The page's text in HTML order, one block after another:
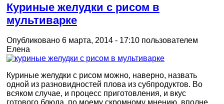
Куриные желудки с рисом в
мультиварке
Опубликовано 6 марта, 2014 - 17:10 пользователем
Елена
Куриные желудки с рисом можно, наверно, назвать
одной из разновидностей плова из субпродуктов. Во
всяком случае, и процесс приготовления, и вкус